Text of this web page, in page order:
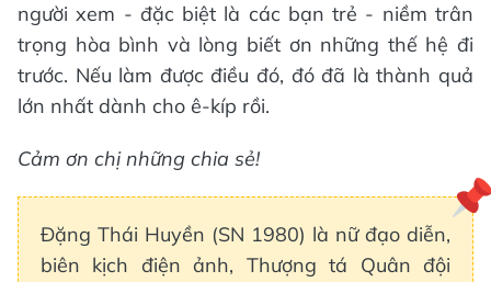
người xem - đặc biệt là các bạn trẻ - niềm trân
trọng hòa bình và lòng biết ơn những thế hệ đi
trước. Nếu làm được điều đó, đó đã là thành quả
lớn nhất dành cho ê-kíp rồi.
Cảm ơn chị những chia sẻ!
Đặng Thái Huyền (SN 1980) là nữ đạo diễn,
biên kịch điện ảnh, Thượng tá Quân đội